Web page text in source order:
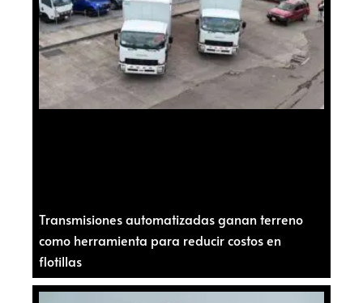
Transmisiones automatizadas ganan terreno
como herramienta para reducir costos en
flotillas